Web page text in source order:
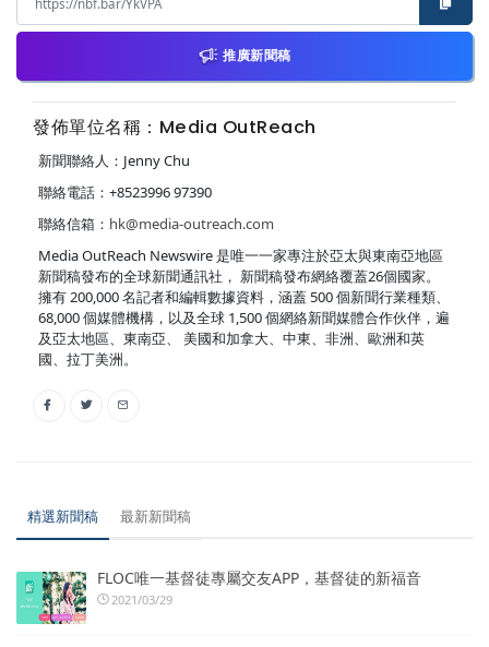
推廣新聞稿
發佈單位名稱：Media OutReach
新聞聯絡人：Jenny Chu
聯絡電話：+8523996 97390
聯絡信箱： hk@media-outreach.com
Media OutReach Newswire 是唯一一家專注於亞太與東南亞地區
新聞稿發布的全球新聞通訊社， 新聞稿發布網絡覆蓋26個國家。
擁有 200,000 名記者和編輯數據資料，涵蓋 500 個新聞行業種類、
68,000 個媒體機構，以及全球 1,500 個網絡新聞媒體合作伙伴，遍
及亞太地區、東南亞、 美國和加拿大、中東、非洲、歐洲和英
國、拉丁美洲。
精選新聞稿 最新新聞稿
FLOC唯一基督徒專屬交友APP，基督徒的新福音
2021/03/29